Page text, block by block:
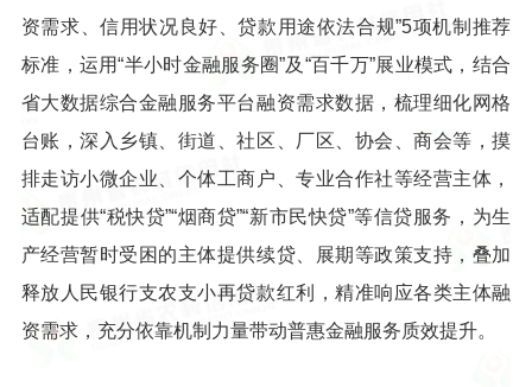
资需求、信用状况良好、贷款用途依法合规”5项机制推荐
标准，运用“半小时金融服务圈”及“百千万”展业模式，结合
省大数据综合金融服务平台融资需求数据，梳理细化网格
台账，深入乡镇、街道、社区、厂区、协会、商会等，摸
排走访小微企业、个体工商户、专业合作社等经营主体，
适配提供“税快贷”“烟商贷”“新市民快贷”等信贷服务，为生
产经营暂时受困的主体提供续贷、展期等政策支持，叠加
释放人民银行支农支小再贷款红利，精准响应各类主体融
资需求，充分依靠机制力量带动普惠金融服务质效提升。